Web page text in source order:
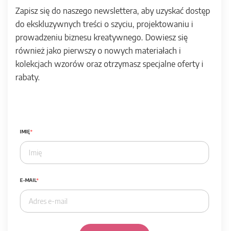
Zapisz się do naszego newslettera, aby uzyskać dostęp
do ekskluzywnych treści o szyciu, projektowaniu i
prowadzeniu biznesu kreatywnego. Dowiesz się
również jako pierwszy o nowych materiałach i
kolekcjach wzorów oraz otrzymasz specjalne oferty i
rabaty.
IMIĘ
E-MAIL